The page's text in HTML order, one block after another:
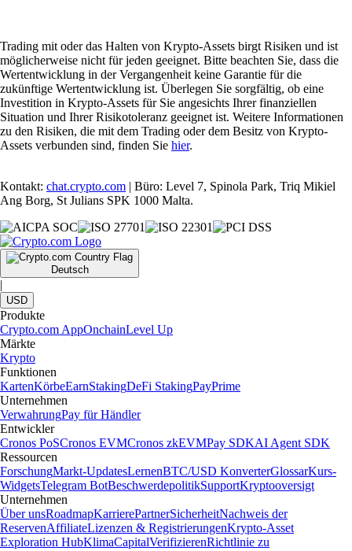
Trading mit oder das Halten von Krypto-Assets birgt Risiken und ist
möglicherweise nicht für jeden geeignet. Bitte beachten Sie, dass die
Wertentwicklung in der Vergangenheit keine Garantie für die
zukünftige Wertentwicklung ist. Überlegen Sie sorgfältig, ob eine
Investition in Krypto-Assets für Sie angesichts Ihrer finanziellen
Situation und Ihrer Risikotoleranz geeignet ist. Weitere Informationen
zu den Risiken, die mit dem Trading oder dem Besitz von Krypto-
Assets verbunden sind, finden Sie hier.
Kontakt: chat.crypto.com | Büro: Level 7, Spinola Park, Triq Mikiel
Ang Borg, St Julians SPK 1000 Malta.
Deutsch
|
USD
Produkte
Crypto.com AppOnchainLevel Up
Märkte
Krypto
Funktionen
KartenKörbeEarnStakingDeFi StakingPayPrime
Unternehmen
VerwahrungPay für Händler
Entwickler
Cronos PoSCronos EVMCronos zkEVMPay SDKAI Agent SDK
Ressourcen
ForschungMarkt-UpdatesLernenBTC/USD KonverterGlossarKurs-
WidgetsTelegram BotBeschwerdepolitikSupportKryptooversigt
Unternehmen
Über unsRoadmapKarrierePartnerSicherheitNachweis der
ReservenAffiliateLizenzen & RegistrierungenKrypto-Asset
Exploration HubKlimaCapitalVerifizierenRichtlinie zu